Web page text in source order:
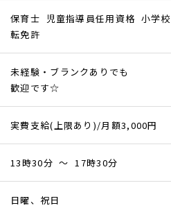
保育士 児童指導員任用資格 小学
転免許
未経験・ブランクありでも
歓迎です☆
実費支給(上限あり)/月額3,000円
13時30分 ～ 17時30分
日曜、祝日